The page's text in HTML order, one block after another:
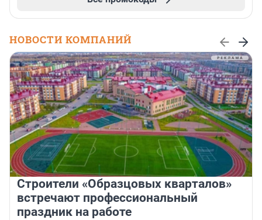
НОВОСТИ КОМПАНИЙ
Строители «Образцовых кварталов»
встречают профессиональный
праздник на работе